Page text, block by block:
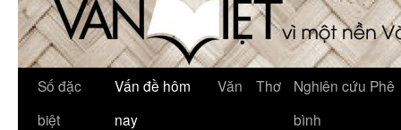
Số đặc
biệt
Vấn đề hôm
nay
Văn Thơ
Nghiên cứu Phê
bình